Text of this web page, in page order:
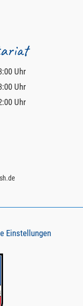
Uhr
Uhr
Uhr
Einstellungen